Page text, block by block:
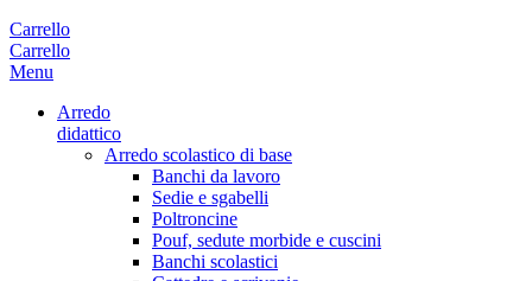
Carrello
Carrello
Menu
Arredo
didattico
Arredo scolastico di base
Banchi da lavoro
Sedie e sgabelli
Poltroncine
Pouf, sedute morbide e cuscini
Banchi scolastici